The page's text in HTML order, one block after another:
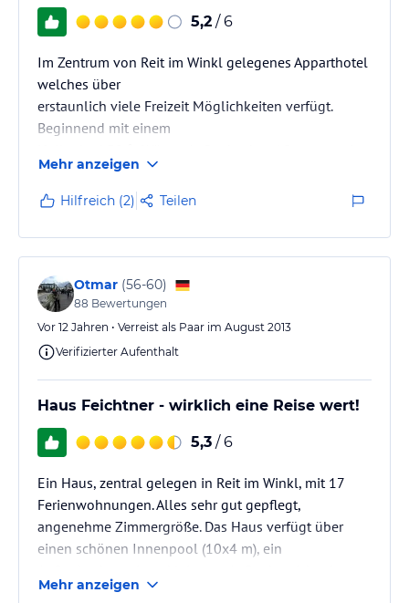
5,2 / 6
Im Zentrum von Reit im Winkl gelegenes Apparthotel
welches über
erstaunlich viele Freizeit Möglichkeiten verfügt.
Beginnend mit einem
Winter )-
Relaxbereich- Solarium- Sauna. Benutzung zwischen
07Uhr und 19 Uhr
Wellness jeweils -Donnerstags , nur nach
Reservierung. (nicht genutzt)
Großzügig geschnittene Appartements ( ca. 45 qm )
mit vollständig
eingerichteter Küche, Essbereich, Wohn-
Schlafzimmer TV , Dusche / WC
Mehr anzeigen
Hilfreich (2) Teilen
Otmar (56-60)
88 Bewertungen
Vor 12 Jahren • Verreist als Paar im August 2013
Verifizierter Aufenthalt
Haus Feichtner - wirklich eine Reise wert!
5,3 / 6
Ein Haus, zentral gelegen in Reit im Winkl, mit 17
Ferienwohnungen. Alles sehr gut gepflegt,
angenehme Zimmergröße. Das Haus verfügt über
einen schönen Innenpool (10x4 m), ein
Liegen und einen Wintergarten. Brötchenservice ist
Mehr anzeigen